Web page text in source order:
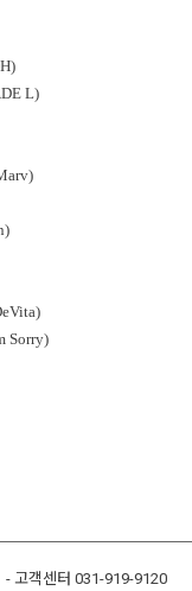
L)
Sorry)
- 고객센터 031-919-9120